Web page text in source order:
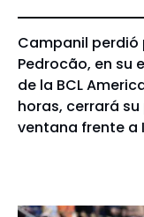
Campanil perdió
Pedrocão, en su
de la BCL
horas, cerrará
ventana frente a